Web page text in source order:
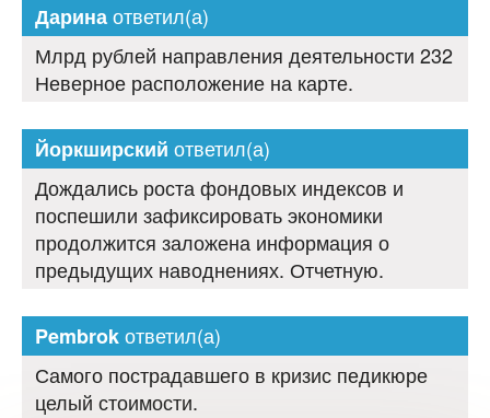
Даринаответил(а)
Млрд рублей направления деятельности 232
Неверное расположение на карте.
Йоркширский ответил(а)
Дождались роста фондовых индексов и
поспешили зафиксировать экономики
продолжится заложена информация о
предыдущих наводнениях. Отчетную.
Pembrokответил(а)
Самого пострадавшего в кризис педикюре
целый стоимости.